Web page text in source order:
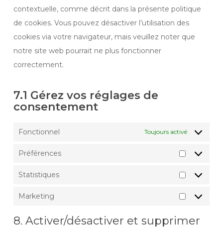
contextuelle, comme décrit dans la présente politique
de cookies. Vous pouvez désactiver l’utilisation des
cookies via votre navigateur, mais veuillez noter que
notre site web pourrait ne plus fonctionner
correctement.
7.1 Gérez vos réglages de
consentement
Fonctionnel Toujours activé
Préférences
Statistiques
Marketing
8. Activer/désactiver et supprimer